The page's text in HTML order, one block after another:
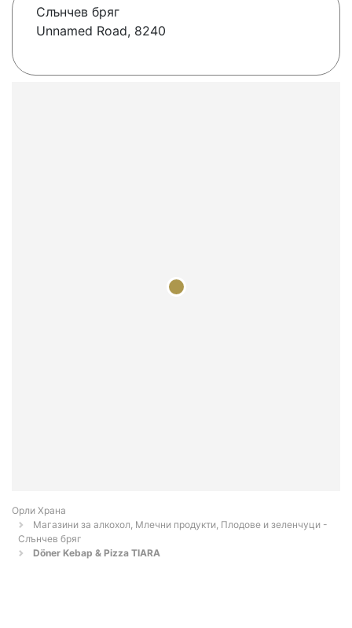
Слънчев бряг
Unnamed Road, 8240
Орли Храна
Магазини за алкохол, Млечни продукти, Плодове и зеленчуци -
Слънчев бряг
Döner Kebap & Pizza TIARA